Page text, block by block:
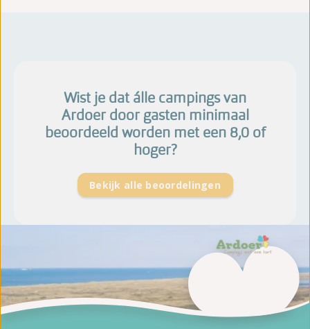
Wist je dat álle campings van
Ardoer door gasten minimaal
beoordeeld worden met een 8,0 of
hoger?
Bekijk alle beoordelingen